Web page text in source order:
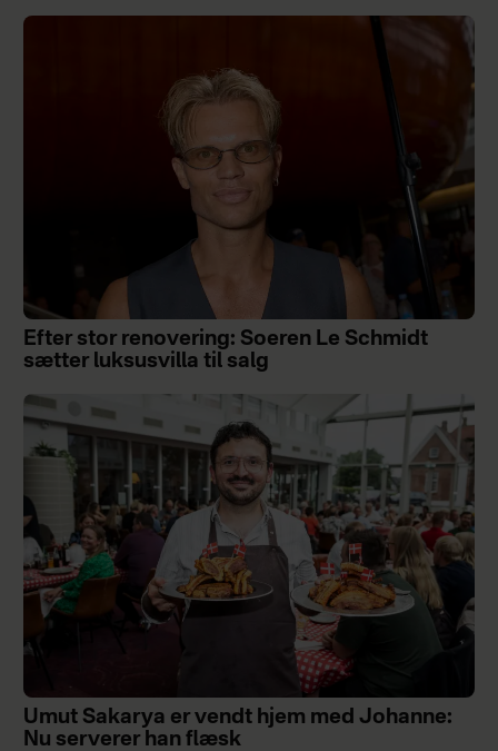
Efter stor renovering: Soeren Le Schmidt
sætter luksusvilla til salg
Umut Sakarya er vendt hjem med Johanne:
Nu serverer han flæsk